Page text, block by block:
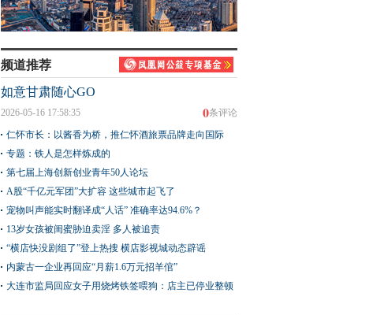
频道推荐
如意甘肃随心GO
0条评论
2026-05-16 17:58:35
仁怀市长：以酱香为桥，推仁怀酒旅票品牌走向国际
专题：铁人是怎样炼成的
第七届上海创新创业青年50人论坛
A股“千亿元军团”大扩容 这些城市起飞了
宠物叫声能实时翻译成“人话” 准确率达94.6%？
13岁女孩被闺蜜胁迫卖淫 多人被追责
“横店快没剧组了”登上热搜 横店影视城动态辟谣
内蒙古一企业再回应“月薪1.6万元招羊倌”
大连市监局回应女子用烧烤铁签喂狗：店主已停业整顿